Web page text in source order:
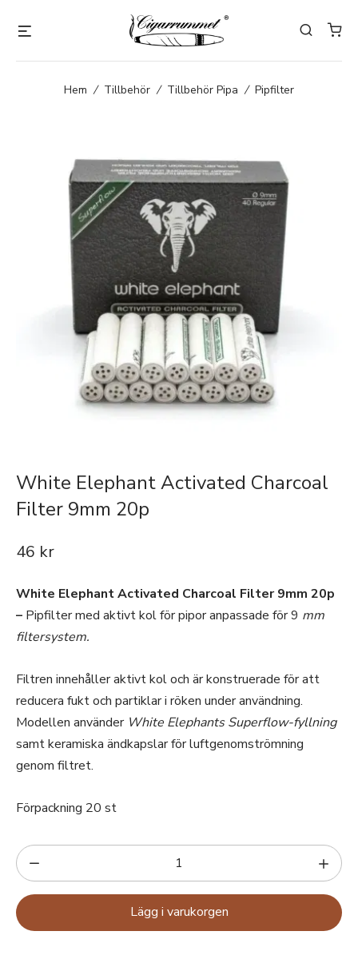
Hem / Tillbehör / Tillbehör Pipa / Pipfilter
White Elephant Activated Charcoal
Filter 9mm 20p
46 kr
White Elephant Activated Charcoal Filter 9mm 20p
– Pipfilter med aktivt kol för pipor anpassade för 9 mm
filtersystem.
Filtren innehåller aktivt kol och är konstruerade för att
reducera fukt och partiklar i röken under användning.
Modellen använder White Elephants Superflow-fyllning
samt keramiska ändkapslar för luftgenomströmning
genom filtret.
Förpackning 20 st
Lägg i varukorgen